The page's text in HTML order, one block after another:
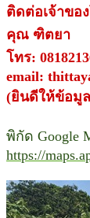
ติดต่อเจ้าขอ
คุณ ฑิตยา
โทร:
email:
(ยินดีให้ข้อมู
พิกัด Google
https://